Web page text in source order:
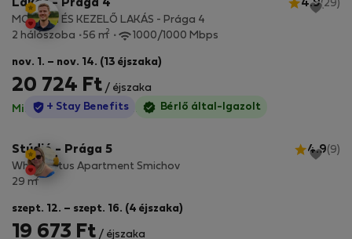
Lakás - Prága 4 4.9(29)
MODERN ÉS KEZELŐ LAKÁS - Prága 4
2 hálószoba
56 m2 1000/1000 Mbps
nov. 1. – nov. 14. (13 éjszaka)
20 724 Ft / éjszaka
Minden díj benne van·Nincs kaució
StayProtection
+ Stay Benefits Bérlő által-Igazolt
Stúdió - Prága 5 4.9(9)
White Lotus Apartment Smichov
29 m2
szept. 12. – szept. 16. (4 éjszaka)
19 673 Ft / éjszaka